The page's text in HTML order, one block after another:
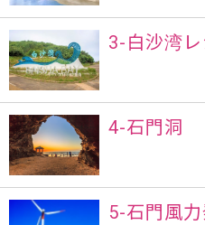
3-白沙湾
4-石門洞
5-石門風